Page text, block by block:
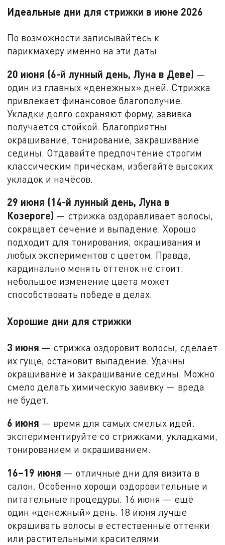
Идеальные дни для стрижки в июне 2026
По возможности записывайтесь к
парикмахеру именно на эти даты.
20 июня (6-й лунный день, Луна в Деве) —
один из главных «денежных» дней. Стрижка
привлекает финансовое благополучие.
Укладки долго сохраняют форму, завивка
получается стойкой. Благоприятны
окрашивание, тонирование, закрашивание
седины. Отдавайте предпочтение строгим
классическим причёскам, избегайте высоких
укладок и начёсов.
29 июня (14-й лунный день, Луна в
Козероге) — стрижка оздоравливает волосы,
сокращает сечение и выпадение. Хорошо
подходит для тонирования, окрашивания и
любых экспериментов с цветом. Правда,
кардинально менять оттенок не стоит:
небольшое изменение цвета может
способствовать победе в делах.
Хорошие дни для стрижки
3 июня — стрижка оздоровит волосы, сделает
их гуще, остановит выпадение. Удачны
окрашивание и закрашивание седины. Можно
смело делать химическую завивку — вреда
не будет.
6 июня — время для самых смелых идей:
экспериментируйте со стрижками, укладками,
тонированием и окрашиванием.
16–19 июня — отличные дни для визита в
салон. Особенно хороши оздоровительные и
питательные процедуры. 16 июня — ещё
один «денежный» день. 18 июня лучше
окрашивать волосы в естественные оттенки
или растительными красителями.